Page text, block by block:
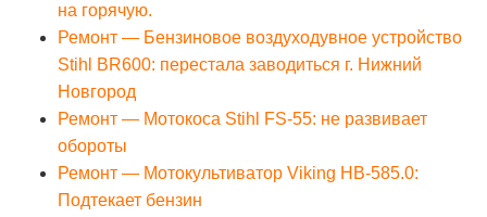
на горячую.
Ремонт — Бензиновое воздуходувное устройство
Stihl BR600: перестала заводиться г. Нижний
Новгород
Ремонт — Мотокоса Stihl FS-55: не развивает
обороты
Ремонт — Мотокультиватор Viking HB-585.0:
Подтекает бензин